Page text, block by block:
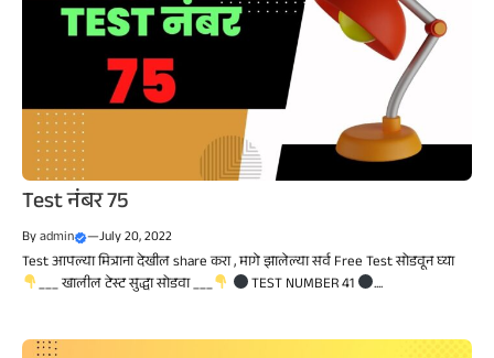
Test नंबर 75
Byadmin —July 20, 2022
Test आपल्या मित्राना देखील share करा , मागे झालेल्या सर्व Free Test सोडवून घ्या
___ खालील टेस्ट सुद्धा सोडवा ___
TEST NUMBER 41 ....